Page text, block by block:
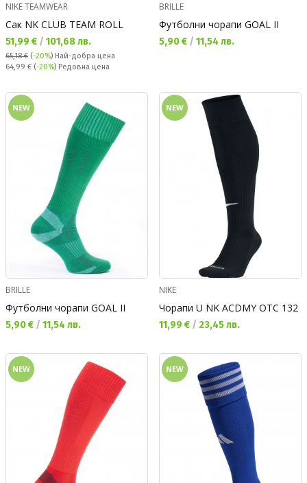
NIKE TEAMWEAR
Сак NK CLUB TEAM ROLL
Текуща цена:
51,99 € / 101,68 лв.
65,18 € (-20%) Най-добра цена
Редовна цена:
64,99 € (-20%) Редовна цена
BRILLE
Футболни чорапи GOAL II
Текуща цена:
5,90 € / 11,54 лв.
NEW
BRILLE
Футболни чорапи GOAL II
Текуща цена:
5,90 € / 11,54 лв.
NEW
NIKE
Чорапи U NK ACDMY OTC 132
Текуща цена:
11,99 € / 23,45 лв.
NEW NEW